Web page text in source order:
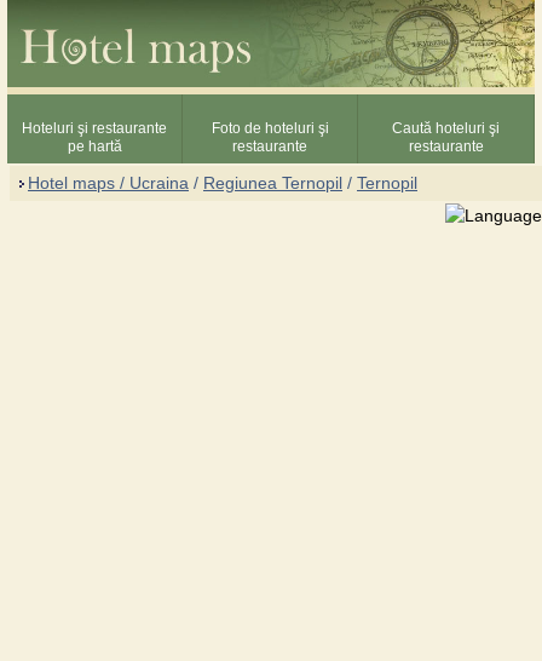
Hoteluri şi restaurante
pe hartă
Foto de hoteluri şi
restaurante
Caută hoteluri şi
restaurante
Hotel maps / Ucraina / Regiunea Ternopil / Ternopil